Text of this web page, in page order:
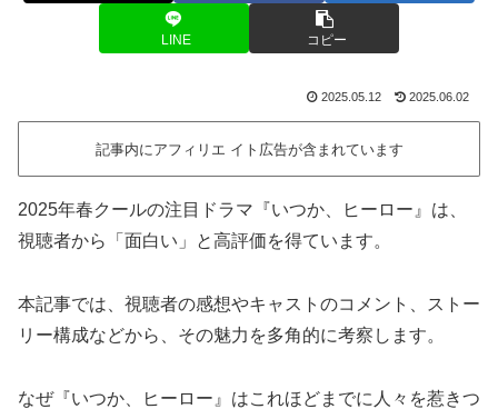
LINE コピー
2025.05.12 2025.06.02
記事内にアフィリエ イト広告が含まれています
2025年春クールの注目ドラマ『いつか、ヒーロー』は、
視聴者から「面白い」と高評価を得ています。
本記事では、視聴者の感想やキャストのコメント、ストー
リー構成などから、その魅力を多角的に考察します。
なぜ『いつか、ヒーロー』はこれほどまでに人々を惹きつ